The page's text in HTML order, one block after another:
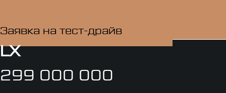
Заявка на тест-драйв​
LX
299 000 000